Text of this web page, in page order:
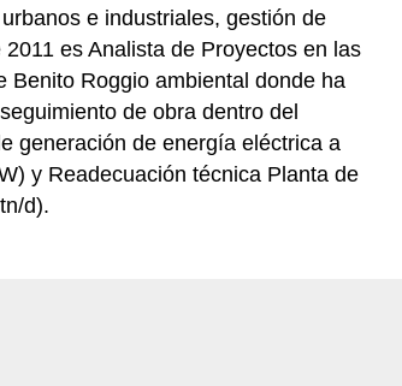
e industriales, gestión de
es Analista de Proyectos en las
Benito Roggio ambiental donde ha
de obra dentro del
generación de energía eléctrica a
y Readecuación técnica Planta de
d).